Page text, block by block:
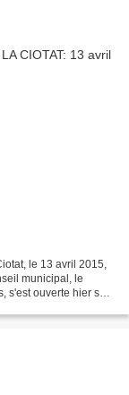
le 13 avril 2015,
municipal, le
s'est ouverte hier soir